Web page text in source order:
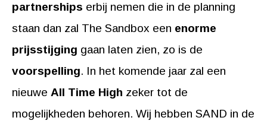
partnerships erbij nemen die in de planning
staan dan zal The Sandbox een enorme
prijsstijging gaan laten zien, zo is de
voorspelling. In het komende jaar zal een
nieuwe All Time High zeker tot de
mogelijkheden behoren. Wij hebben SAND in de